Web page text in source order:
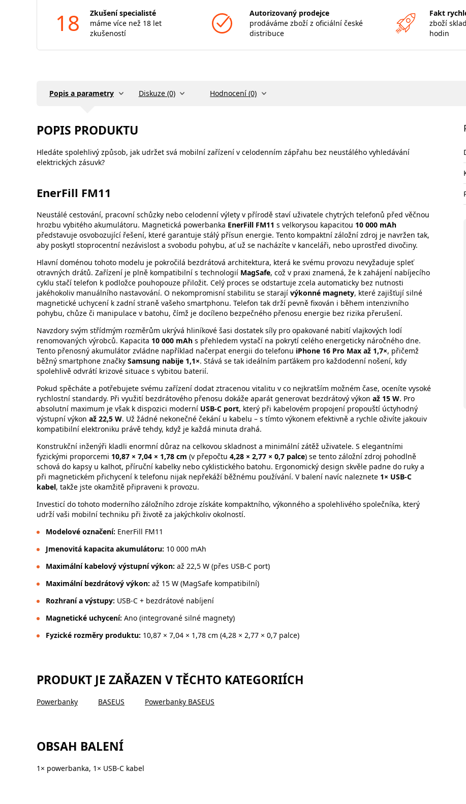
18
Zkušení specialisté
máme více než 18 let
zkušeností
Autorizovaný prodejce
prodáváme zboží z oficiální české
distribuce
Fakt
zboží
hodin
Popis a parametry Diskuze (0) Hodnocení (0)
POPIS PRODUKTU
Hledáte spolehlivý způsob, jak udržet svá mobilní zařízení v celodenním zápřahu bez neustálého vyhledávání
elektrických zásuvk?
EnerFill FM11
Neustálé cestování, pracovní schůzky nebo celodenní výlety v přírodě staví uživatele chytrých telefonů před věčnou
hrozbu vybitého akumulátoru. Magnetická powerbanka EnerFill FM11 s velkorysou kapacitou 10 000 mAh
představuje osvobozující řešení, které garantuje stálý přísun energie. Tento kompaktní záložní zdroj je navržen tak,
aby poskytl stoprocentní nezávislost a svobodu pohybu, ať už se nacházíte v kanceláři, nebo uprostřed divočiny.
Hlavní doménou tohoto modelu je pokročilá bezdrátová architektura, která ke svému provozu nevyžaduje spleť
otravných drátů. Zařízení je plně kompatibilní s technologií MagSafe, což v praxi znamená, že k zahájení nabíjecího
cyklu stačí telefon k podložce pouhopouze přiložit. Celý proces se odstartuje zcela automaticky bez nutnosti
jakéhokoliv manuálního nastavování. O nekompromisní stabilitu se starají výkonné magnety, které zajišťují silné
magnetické uchycení k zadní straně vašeho smartphonu. Telefon tak drží pevně fixován i během intenzivního
pohybu, chůze či manipulace v batohu, čímž je docíleno bezpečného přenosu energie bez rizika přerušení.
Navzdory svým střídmým rozměrům ukrývá hliníkové šasi dostatek síly pro opakované nabití vlajkových lodí
renomovaných výrobců. Kapacita 10 000 mAh s přehledem vystačí na pokrytí celého energeticky náročného dne.
Tento přenosný akumulátor zvládne například načerpat energii do telefonu iPhone 16 Pro Max až 1,7×, přičemž
běžný smartphone značky Samsung nabije 1,1×. Stává se tak ideálním parťákem pro každodenní nošení, kdy
spolehlivě odvrátí krizové situace s vybitou baterií.
Pokud spěcháte a potřebujete svému zařízení dodat ztracenou vitalitu v co nejkratším možném čase, oceníte vysoké
rychlostní standardy. Při využití bezdrátového přenosu dokáže aparát generovat bezdrátový výkon až 15 W. Pro
absolutní maximum je však k dispozici moderní USB-C port, který při kabelovém propojení propouští úctyhodný
výstupní výkon až 22,5 W. Už žádné nekonečné čekání u kabelu – s tímto výkonem efektivně a rychle oživíte jakouiv
kompatibilní elektroniku právě tehdy, když je každá minuta drahá.
Konstrukční inženýři kladli enormní důraz na celkovou skladnost a minimální zátěž uživatele. S elegantními
fyzickými proporcemi 10,87 × 7,04 × 1,78 cm (v přepočtu 4,28 × 2,77 × 0,7 palce) se tento záložní zdroj pohodlně
schová do kapsy u kalhot, příruční kabelky nebo cyklistického batohu. Ergonomický design skvěle padne do ruky a
při magnetickém přichycení k telefonu nijak nepřekáží běžnému používání. V balení navíc naleznete 1× USB-C
kabel, takže jste okamžitě připraveni k provozu.
Investicí do tohoto moderního záložního zdroje získáte kompaktního, výkonného a spolehlivého společníka, který
udrží vaši mobilní techniku při životě za jakýchkoliv okolností.
Modelové označení: EnerFill FM11
Jmenovitá kapacita akumulátoru: 10 000 mAh
Maximální kabelový výstupní výkon: až 22,5 W (přes USB-C port)
Maximální bezdrátový výkon: až 15 W (MagSafe kompatibilní)
Rozhraní a výstupy: USB-C + bezdrátové nabíjení
Magnetické uchycení: Ano (integrované silné magnety)
Fyzické rozměry produktu: 10,87 × 7,04 × 1,78 cm (4,28 × 2,77 × 0,7 palce)
PRODUKT JE ZAŘAZEN V TĚCHTO KATEGORIÍCH
Powerbanky BASEUS Powerbanky BASEUS
OBSAH BALENÍ
1× powerbanka, 1× USB-C kabel